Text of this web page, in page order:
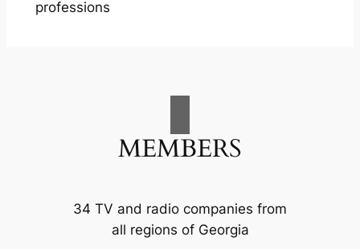
professions
MEMBERS
34 TV and radio companies from
all regions of Georgia